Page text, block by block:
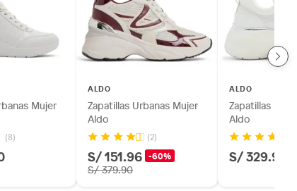
Mujer
(8)
ALDO
Zapatillas Urbanas Mujer
Aldo
(2)
S/ 151.96 -60%
S/ 379.90
ALDO
Zapatillas
Aldo
S/ 329.90